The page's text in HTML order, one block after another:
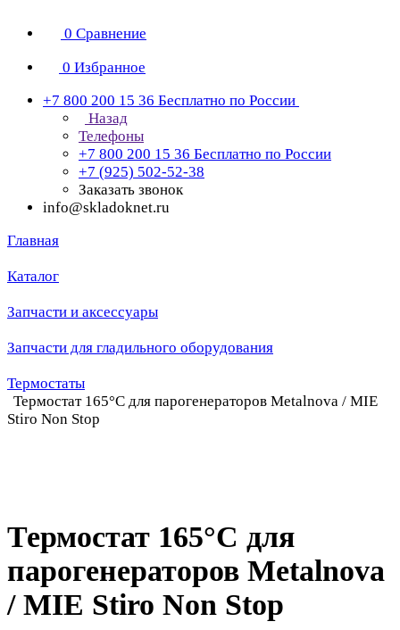
0 Сравнение
0 Избранное
+7 800 200 15 36 Бесплатно по России
Назад
Телефоны
+7 800 200 15 36 Бесплатно по России
+7 (925) 502-52-38
Заказать звонок
info@skladoknet.ru
Главная
Каталог
Запчасти и аксессуары
Запчасти для гладильного оборудования
Термостаты
Термостат 165°C для парогенераторов Metalnova / MIE
Stiro Non Stop
Термостат 165°C для
парогенераторов Metalnova
/ MIE Stiro Non Stop